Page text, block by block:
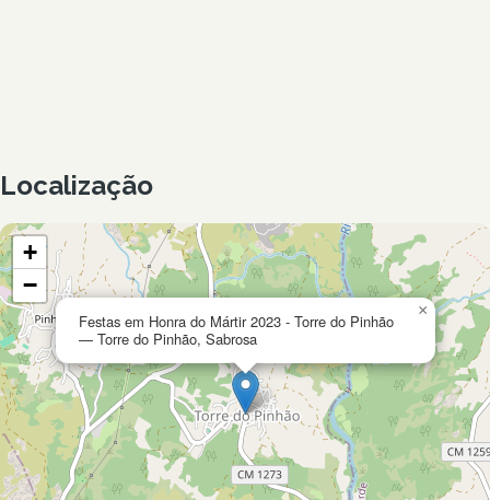
Localização
Festas em Honra do Mártir 2023 - Torre do Pinhão
— Torre do Pinhão, Sabrosa
×
+
−